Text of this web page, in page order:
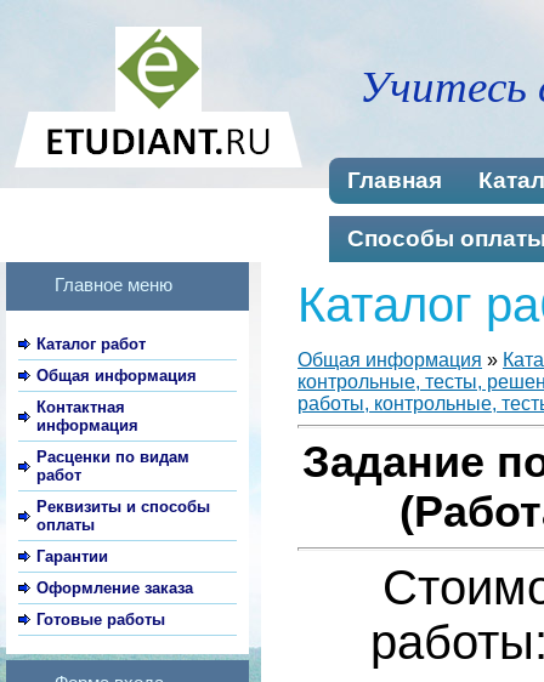
Учитесь
Главная
Способы
Главное меню
Каталог работ
Общая информация
Контактная
информация
Расценки по видам
работ
Реквизиты и способы
оплаты
Гарантии
Оформление заказа
Готовые работы
Каталог
Общая информация »
контрольные, тесты,
работы, контрольные,
Задание